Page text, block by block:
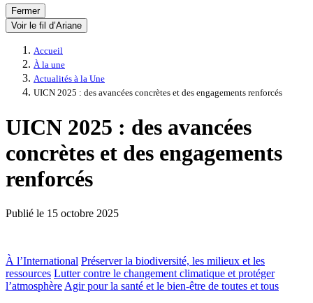
Fermer
Voir le fil d’Ariane
Accueil
À la une
Actualités à la Une
UICN 2025 : des avancées concrètes et des engagements renforcés
UICN 2025 : des avancées
concrètes et des engagements
renforcés
Publié le 15 octobre 2025
À l’International Préserver la biodiversité, les milieux et les
ressources Lutter contre le changement climatique et protéger
l’atmosphère Agir pour la santé et le bien-être de toutes et tous